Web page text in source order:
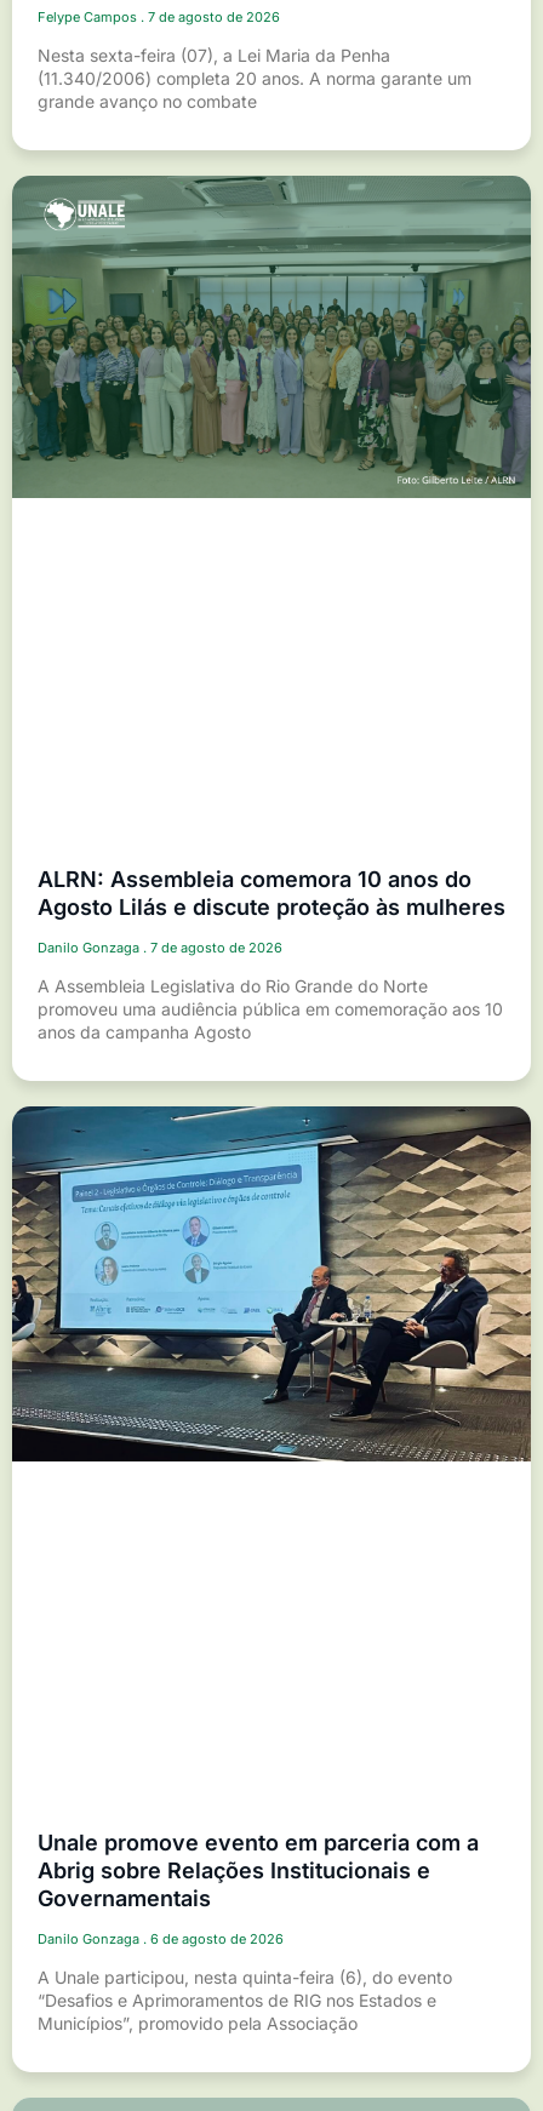
Felype Campos 7 de agosto de 2026
Nesta sexta-feira (07), a Lei Maria da Penha
(11.340/2006) completa 20 anos. A norma garante um
grande avanço no combate
ALRN: Assembleia comemora 10 anos do
Agosto Lilás e discute proteção às mulheres
Danilo Gonzaga 7 de agosto de 2026
A Assembleia Legislativa do Rio Grande do Norte
promoveu uma audiência pública em comemoração aos 10
anos da campanha Agosto
Unale promove evento em parceria com a
Abrig sobre Relações Institucionais e
Governamentais
Danilo Gonzaga 6 de agosto de 2026
A Unale participou, nesta quinta-feira (6), do evento
“Desafios e Aprimoramentos de RIG nos Estados e
Municípios”, promovido pela Associação